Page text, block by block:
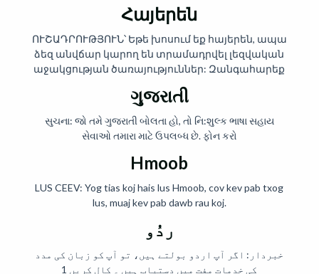
Հայերեն
ՈՒՇԱԴՐՈՒԹՅՈՒՆ՝ Եթե խոսում եք հայերեն, ապա
ձեզ անվճար կարող են տրամադրվել լեզվական
աջակցության ծառայություններ: Զանգահարեք
ગુજરાતી
સુચના: જો તમે ગુજરાતી બોલતા હો, તો નિ:શુલ્ક ભાષા સહાય
સેવાઓ તમારા માટે ઉપલબ્ધ છે. ફોન કરો
Hmoob
LUS CEEV: Yog tias koj hais lus Hmoob, cov kev pab txog
lus, muaj kev pab dawb rau koj.
ردُو
خبردار: اگر آپ اردو بولتے ہیں، تو آپ کو زبان کی مدد
کی خدمات مفت میں دستیاب ہیں ۔ کال کریں 1